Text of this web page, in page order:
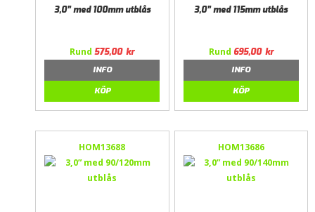
3,0” med 100mm utblås
Rund 575,00 kr
INFO
KÖP
3,0” med 115mm utblås
Rund 695,00 kr
INFO
KÖP
HOM13688 HOM13686